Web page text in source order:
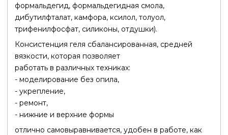
формальдегид, формальдегидная смола,
дибутилфталат, камфора, ксилол, толуол,
трифенилфосфат, силиконы, отдушки).
Консистенция геля сбалансированная, средней
вязкости, которая позволяет
работать в различных техниках:
- моделирование без опила,
- укрепление,
- ремонт,
- нижние и верхние формы
отлично самовыравнивается, удобен в работе, как